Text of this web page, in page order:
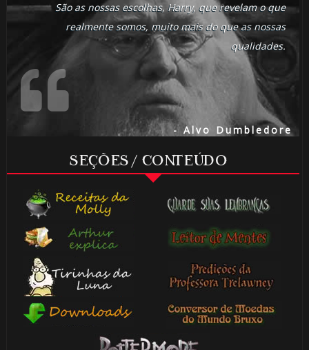
São as nossas escolhas, Harry, que revelam o que
realmente somos, muito mais do que as nossas
qualidades.
- Alvo Dumbledore
SEÇÕES / CONTEÚDO